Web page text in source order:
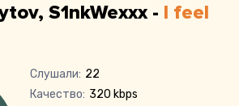
S1nkWexxx - I feel
Слушали: 22
Качество: 320 kbps